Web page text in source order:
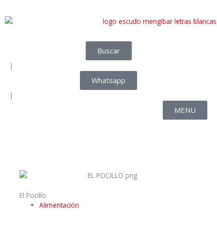
Buscar
|
Whatsapp
|
MENU
El Pocillo
Alimentación